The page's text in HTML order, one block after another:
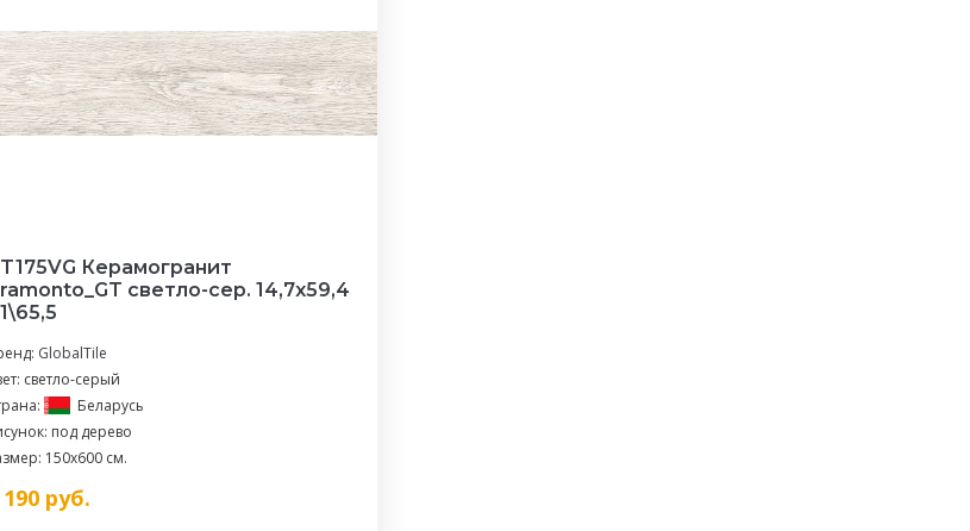
Керамогранит
светло-сер. 14,7x59,4
GlobalTile
светло-серый
Беларусь
под дерево
150x600 см.
руб.